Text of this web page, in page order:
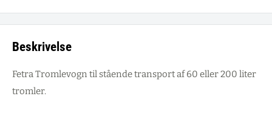
Beskrivelse
Fetra Tromlevogn til stående transport af 60 eller 200 liter
tromler.